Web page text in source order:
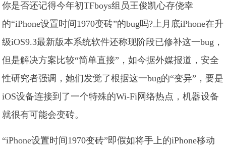
你是否还记得今年初TFboys组员王俊凯心存侥幸
的“iPhone设置时间1970变砖”的bug吗?上月底iPhone在升
级iOS9.3最新版本系统软件还称现阶段已修补这一bug，
但是解决方案比较“简单直接”，如今据外媒报道，安全
性研究者强调，她们发觉了根据这一bug的“变异”，要是
iOS设备连接到了一个特殊的Wi-Fi网络热点，机器设备
就很有可能会变砖。
“iPhone设置时间1970变砖”即假如将手上的iPhone移动